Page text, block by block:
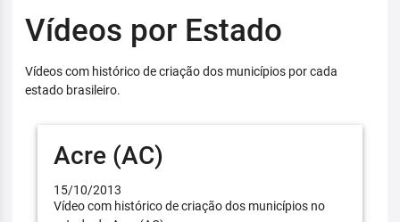
Vídeos por Estado
Vídeos com histórico de criação dos municípios por cada
estado brasileiro.
Acre (AC)
15/10/2013
Vídeo com histórico de criação dos municípios no